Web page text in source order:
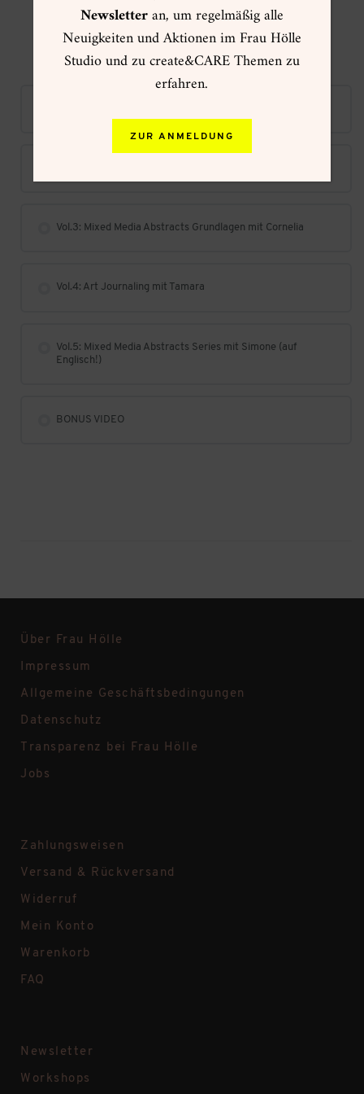
Kurs Inhalt
Vol.3: Mixed Media Abstracts Grundlagen mit Cornelia
Vol.4: Art Journaling mit Tamara
Vol.5: Mixed Media Abstracts Series mit Simone (auf
Englisch!)
BONUS VIDEO
Über Frau Hölle
Impressum
Allgemeine Geschäftsbedingungen
Datenschutz
Transparenz bei Frau Hölle
Jobs
Zahlungsweisen
Versand & Rückversand
Widerruf
Mein Konto
Warenkorb
FAQ
Newsletter
Workshops
Newsletteran, um regelmäßig alle
Neuigkeiten und Aktionen im Frau Hölle
Studio und zu create&CARE Themen zu
erfahren.
ZUR ANMELDUNG